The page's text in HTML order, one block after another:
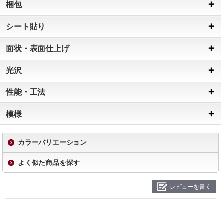
梱包
シート貼り
面状・表面仕上げ
光沢
性能・工法
模様
カラーバリエーション
よく似た商品を探す
レビューを書く